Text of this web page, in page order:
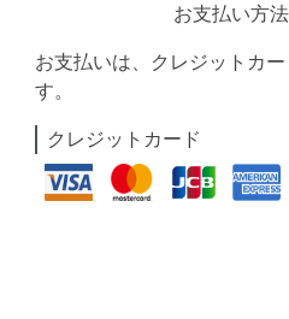
お支払い方
お支払いは、クレジットカ
す。
クレジットカード